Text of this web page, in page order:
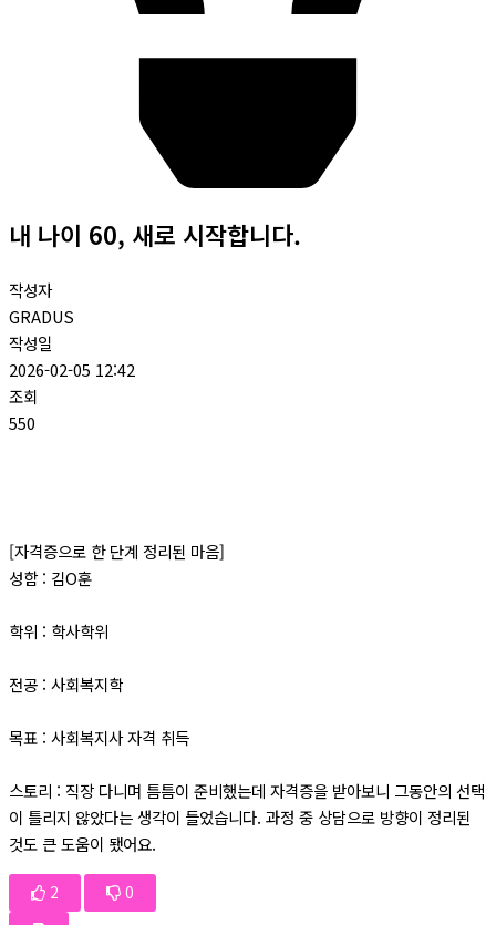
내 나이 60, 새로 시작합니다.
작성자
GRADUS
작성일
2026-02-05 12:42
조회
550
[자격증으로 한 단계 정리된 마음]
성함 : 김O훈
학위 : 학사학위
전공 : 사회복지학
목표 : 사회복지사 자격 취득
스토리 : 직장 다니며 틈틈이 준비했는데 자격증을 받아보니 그동안의 선택
이 틀리지 않았다는 생각이 들었습니다. 과정 중 상담으로 방향이 정리된
것도 큰 도움이 됐어요.
2 0